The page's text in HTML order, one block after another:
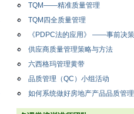
TQM——精准质量管理
TQM四全质量管理
供应商质量管理策略与方法
六西格玛管理黄带
品质管理（QC）小组活动
如何系统做好房地产产品品质管理